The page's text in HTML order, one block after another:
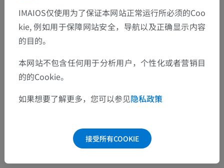
欢迎提出更正、翻译或内容改进的建议。
检举错误
下载APP
安卓
IMAIOS仅使用为了保证本网站正常运行所必须的Coo
kie, 例如用于保障网站安全，导航以及正确显示内容
的目的。
本网站不包含任何用于分析用户，个性化或者营销目
的的Cookie。
如果想要了解更多，您可以参见隐私政策
接受所有COOKIE